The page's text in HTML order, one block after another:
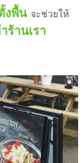
งพื้น จะช่วยให้
ร้านเรา